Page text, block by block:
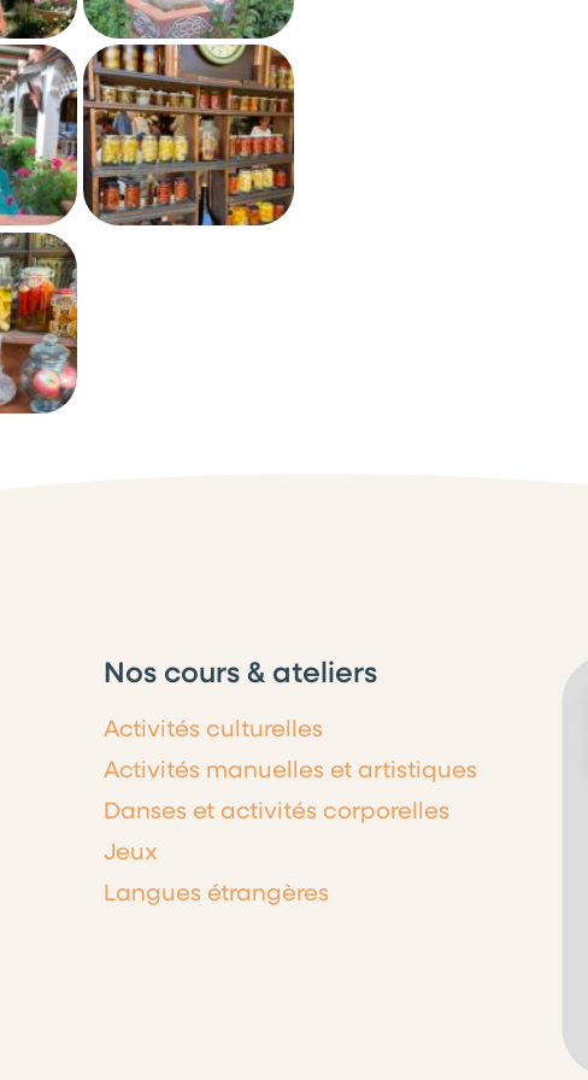
Nos cours & ateliers
Activités culturelles
Activités manuelles et artistiques
Danses et activités corporelles
Jeux
Langues étrangères